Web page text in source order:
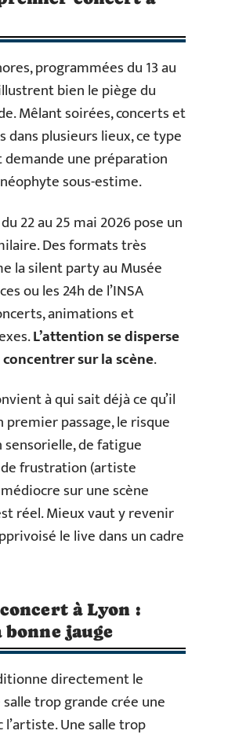
programmées du 13 au
bien le piège du
Mêlant soirées, concerts et
dans plusieurs lieux, ce type
demande une préparation
sous-estime.
22 au 25 mai 2026 pose un
Des formats très
la silent party au Musée
ou les 24h de l’INSA
animations et
L’attention se disperse
sur la scène.
à qui sait déjà ce qu’il
premier passage, le risque
de fatigue
frustration (artiste
sur une scène
réel. Mieux vaut y revenir
le live dans un cadre
à Lyon :
jauge
directement le
trop grande crée une
l’artiste. Une salle trop